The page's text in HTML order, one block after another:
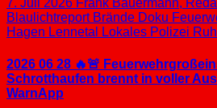
7. Juli 2026 Frank Bauermann,
Blaulichtreport Brände Doku
Hagen Lennetal Lokales Polizei
2026 06 28 🔥🚨
Schrotthaufen brennt in voller
WarnApp